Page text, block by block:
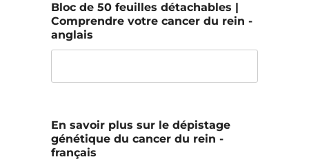
Bloc de 50 feuilles détachables |
Comprendre votre cancer du rein -
anglais
En savoir plus sur le dépistage
génétique du cancer du rein -
français